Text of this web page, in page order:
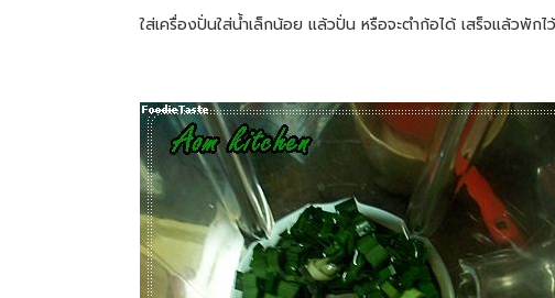
ใส่เครื่องปั่นใส่น้ำเล็กน้อย แล้วปั่น หรือจะตำก้อได้ เสร็จแล้วพักไว้